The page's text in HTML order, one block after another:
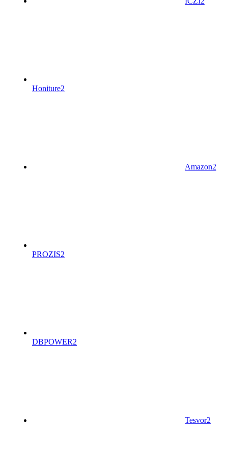
Honiture2
Amazon2
PROZIS2
DBPOWER2
Tesvor2